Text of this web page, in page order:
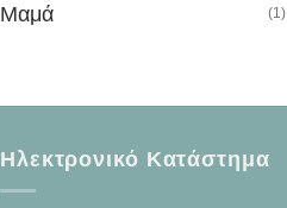
Μαμά (1)
Ηλεκτρονικό Κατάστημα